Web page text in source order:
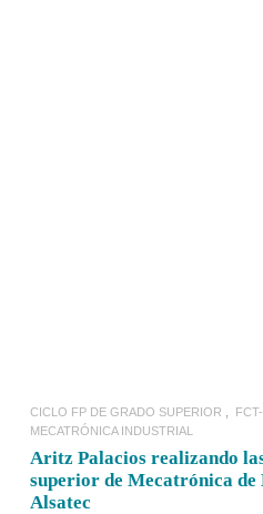
CICLO FP DE GRADO SUPERIOR
MECATRÓNICA INDUSTRIAL
Aritz Palacios realizando
superior de Mecatrónica de
Alsatec